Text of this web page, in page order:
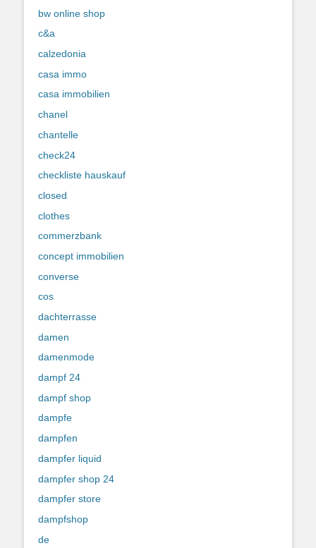
bw online shop
c&a
calzedonia
casa immo
casa immobilien
chanel
chantelle
check24
checkliste hauskauf
closed
clothes
commerzbank
concept immobilien
converse
cos
dachterrasse
damen
damenmode
dampf 24
dampf shop
dampfe
dampfen
dampfer liquid
dampfer shop 24
dampfer store
dampfshop
de